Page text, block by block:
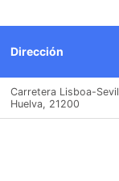
Dirección
Carretera Lisboa-
Huelva, 21200